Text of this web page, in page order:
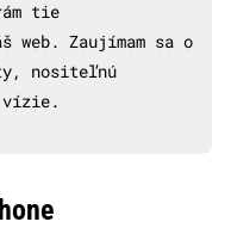
tie
web. Zaujímam sa o
nositeľnú
vízie.